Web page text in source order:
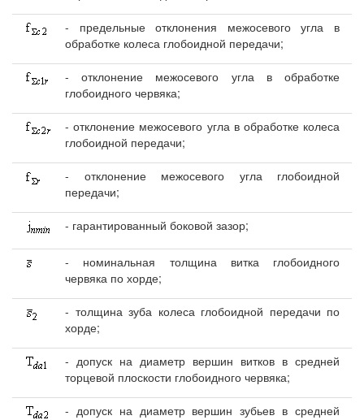
- предельные отклонения межосевого угла в
обработке колеса глобоидной передачи;
- отклонение межосевого угла в обработке
глобоидного червяка;
- отклонение межосевого угла в обработке колеса
глобоидной передачи;
- отклонение межосевого угла глобоидной
передачи;
- гарантированный боковой зазор;
- номинальная толщина витка глобоидного
червяка по хорде;
- толщина зуба колеса глобоидной передачи по
хорде;
- допуск на диаметр вершин витков в средней
торцевой плоскости глобоидного червяка;
- допуск на диаметр вершин зубьев в средней